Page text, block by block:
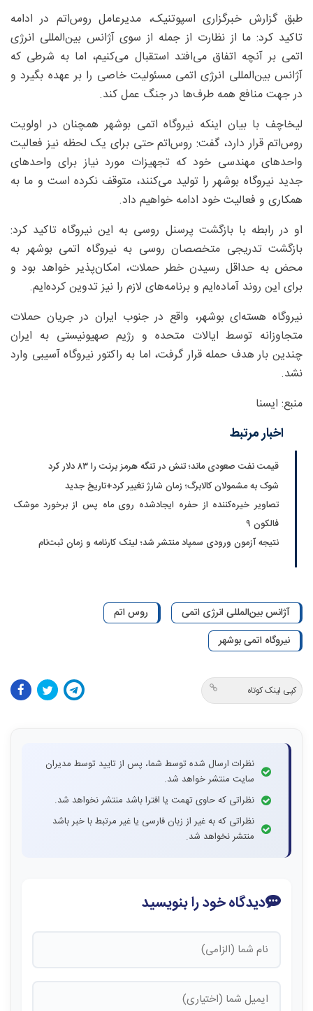
طبق گزارش خبرگزاری اسپوتنیک، مدیرعامل روس‌اتم در ادامه
تاکید کرد: ما از نظارت از جمله از سوی آژانس بین‌المللی انرژی
اتمی بر آنچه اتفاق می‌افتد استقبال می‌کنیم، اما به شرطی که
آژانس بین‌المللی انرژی اتمی مسئولیت خاصی را بر عهده بگیرد و
در جهت منافع همه طرف‌ها در جنگ عمل کند.
لیخاچف با بیان اینکه نیروگاه اتمی بوشهر همچنان در اولویت
روس‌اتم قرار دارد، گفت: روس‌اتم حتی برای یک لحظه نیز فعالیت
واحدهای مهندسی خود که تجهیزات مورد نیاز برای واحدهای
جدید نیروگاه بوشهر را تولید می‌کنند، متوقف نکرده است و ما به
همکاری و فعالیت خود ادامه خواهیم داد.
او در رابطه با بازگشت پرسنل روسی به این نیروگاه تاکید کرد:
بازگشت تدریجی متخصصان روسی به نیروگاه اتمی بوشهر به
محض به حداقل رسیدن خطر حملات، امکان‌پذیر خواهد بود و
برای این روند آماده‌ایم و برنامه‌های لازم را نیز تدوین کرده‌ایم.
نیروگاه هسته‌ای بوشهر، واقع در جنوب ایران در جریان حملات
متجاوزانه توسط ایالات متحده و رژیم صهیونیستی به ایران
چندین بار هدف حمله قرار گرفت، اما به راکتور نیروگاه آسیبی وارد
نشد.
منبع: ایسنا
اخبار مرتبط
قیمت نفت صعودی ماند؛ تنش در تنگه هرمز برنت را ۸۳ دلار کرد
شوک به مشمولان کالابرگ؛ زمان شارژ تغییر کرد+تاریخ جدید
تصاویر خیره‌کننده از حفره ایجادشده روی ماه پس از برخورد موشک
فالکون ۹
نتیجه آزمون ورودی سمپاد منتشر شد؛ لینک کارنامه و زمان ثبت‌نام
آژانس بین‌المللی انرژی اتمی
روس اتم
نیروگاه اتمی بوشهر
کپی لینک کوتاه
نظرات ارسال شده توسط شما، پس از تایید توسط مدیران
سایت منتشر خواهد شد.
نظراتی که حاوی تهمت یا افترا باشد منتشر نخواهد شد.
نظراتی که به غیر از زبان فارسی یا غیر مرتبط با خبر باشد
منتشر نخواهد شد.
دیدگاه خود را بنویسید